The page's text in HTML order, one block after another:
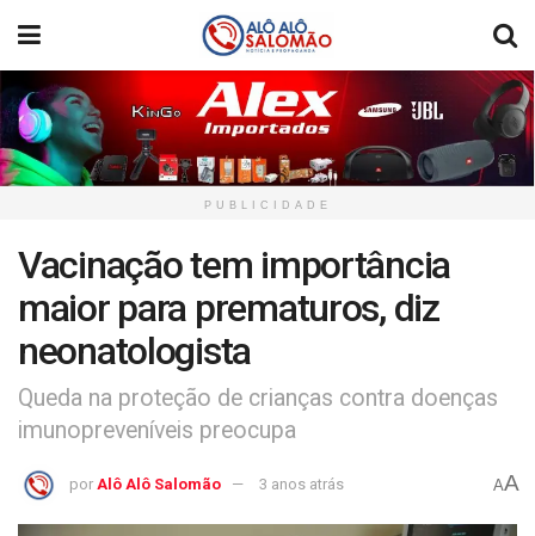
PUBLICIDADE
Vacinação tem importância
maior para prematuros, diz
neonatologista
Queda na proteção de crianças contra doenças
imunopreveníveis preocupa
por Alô Alô Salomão 3 anos atrás AA